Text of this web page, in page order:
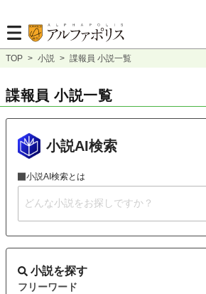
TOP > 小説 > 諜報員 小説一覧
諜報員 小説一覧
小説AI検索
小説AI検索とは
小説を探す
フリーワード